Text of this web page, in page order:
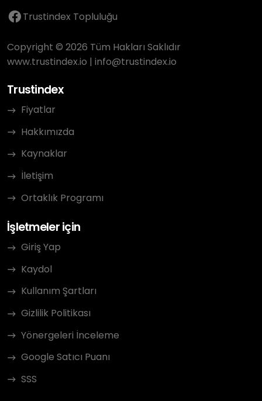
Trustindex Topluluğu
Copyright © 2026 Tüm Hakları Saklıdır
www.trustindex.io | info@trustindex.io
Trustindex
Fiyatlar
Hakkımızda
Kaynaklar
İletişim
Ortaklık Programı
İşletmeler için
Giriş Yap
Kaydol
Kullanım Şartları
Gizlilik Politikası
Yönergeleri İnceleme
Google Satıcı Puanı
SSS